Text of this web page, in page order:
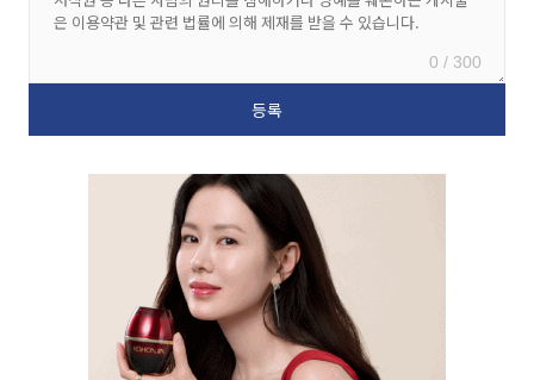
0 / 300